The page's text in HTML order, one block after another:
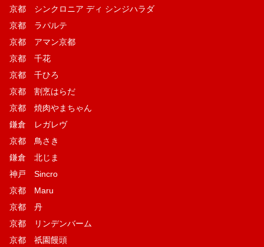
京都 シンクロニア ディ シンジハラダ
京都 ラパルテ
京都 アマン京都
京都 千花
京都 千ひろ
京都 割烹はらだ
京都 焼肉やまちゃん
鎌倉 レガレヴ
京都 鳥さき
鎌倉 北じま
神戸 Sincro
京都 Maru
京都 丹
京都 リンデンバーム
京都 祇園饅頭